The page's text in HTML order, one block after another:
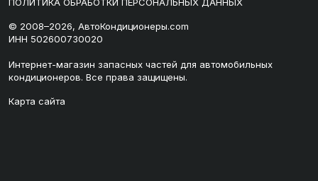
ПОЛИТИКА ОБРАБОТКИ ПЕРСОНАЛЬНЫХ ДАННЫХ
© 2008–2026, АвтоКондиционеры.com
ИНН 502600730020
Интернет-магазин запасных частей для автомобильных
кондиционеров. Все права защищены.
Карта сайта